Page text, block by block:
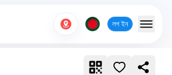
লগ ইন